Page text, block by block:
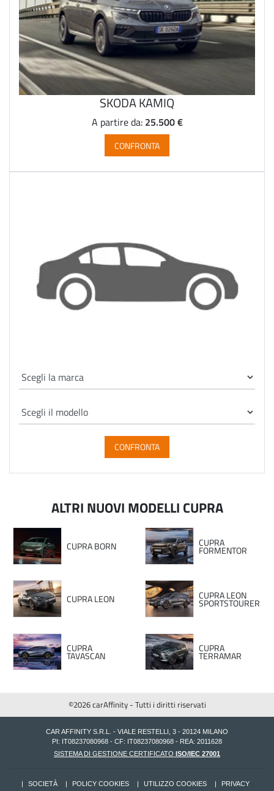
SKODA KAMIQ
A partire da: 25.500 €
CONFRONTA
CONFRONTA
ALTRI NUOVI MODELLI CUPRA
CUPRA BORN CUPRA
FORMENTOR
CUPRA LEON CUPRA LEON
SPORTSTOURER
CUPRA
TAVASCAN
CUPRA
TERRAMAR
©2026 carAffinity - Tutti i diritti riservati
CAR AFFINITY S.R.L. - VIALE RESTELLI, 3 - 20124 MILANO
PI: IT08237080968 - CF: IT08237080968 - REA: 2011628
SISTEMA DI GESTIONE CERTIFICATO ISO/IEC 27001
SOCIETÀ POLICY COOKIES UTILIZZO COOKIES
PRIVACY